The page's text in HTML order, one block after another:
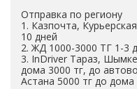
Отправка по региону
1. Казпочта,
10 дней
2. ЖД 1000-3000 ТГ 1-3
3. InDriver Тараз,
дома 3000 тг, до
Астана 5000 тг до дома